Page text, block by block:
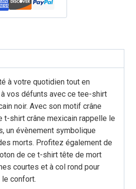
à votre quotidien tout en
vos défunts avec ce tee-shirt
noir. Avec son motif crâne
t-shirt crâne mexicain rappelle le
un évènement symbolique
morts. Profitez également de
de ce t-shirt tête de mort
courtes et à col rond pour
confort.